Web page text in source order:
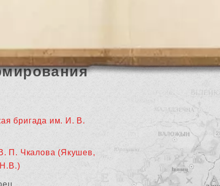
бригада им. И. В.
П. Чкалова (Якушев,